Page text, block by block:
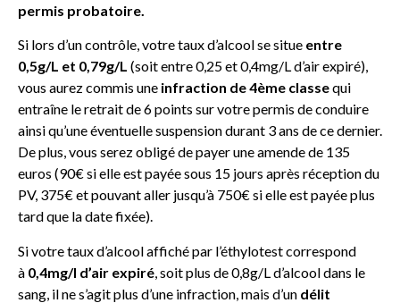
permis probatoire.
Si lors d’un contrôle, votre taux d’alcool se situe entre
0,5g/L et 0,79g/L (soit entre 0,25 et 0,4mg/L d’air expiré),
vous aurez commis une infraction de 4ème classequi
entraîne le retrait de 6 points sur votre permis de conduire
ainsi qu’une éventuelle suspension durant 3 ans de ce dernier.
De plus, vous serez obligé de payer une amende de 135
euros (90€ si elle est payée sous 15 jours après réception du
PV, 375€ et pouvant aller jusqu’à 750€ si elle est payée plus
tard que la date fixée).
Si votre taux d’alcool affiché par l’éthylotest correspond
à 0,4mg/l d’air expiré , soit plus de 0,8g/L d’alcool dans le
sang, il ne s’agit plus d’une infraction, mais d’un délit